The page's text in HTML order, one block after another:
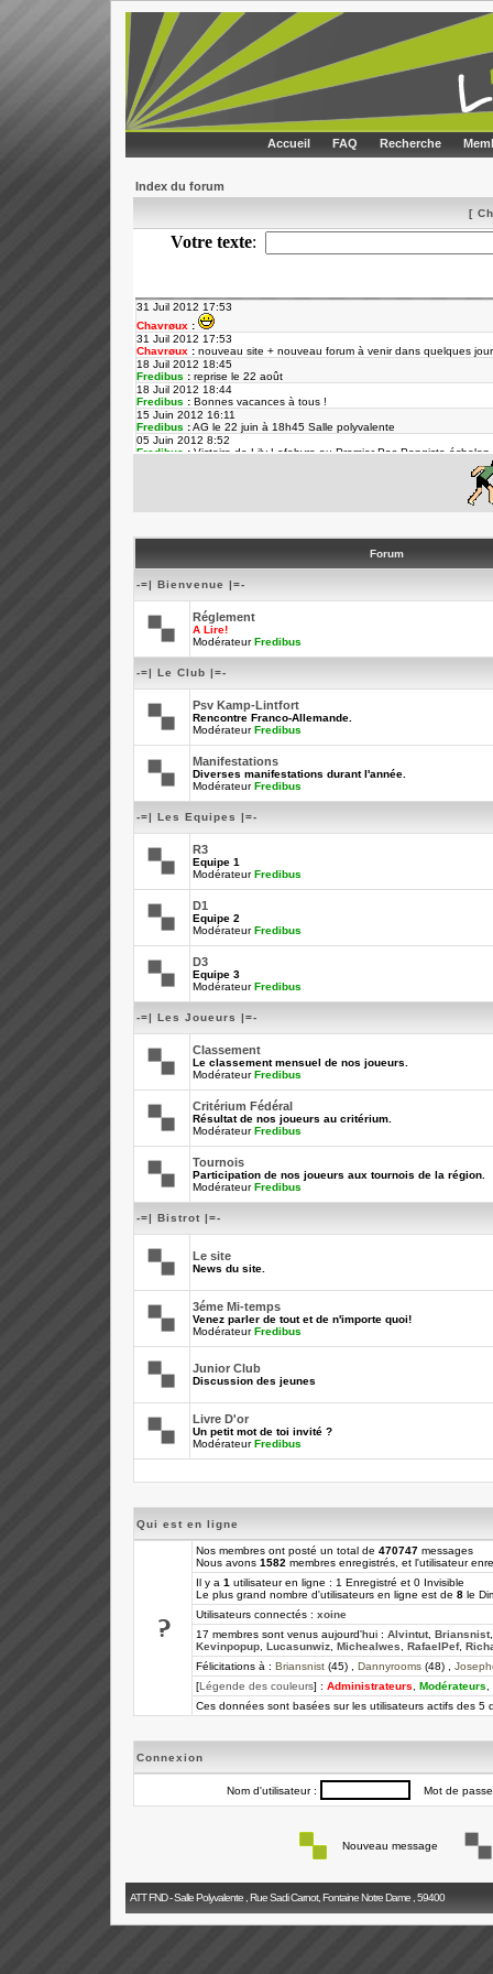
Accueil FAQ Recherche
Index du forum
[
Forum
-=| Bienvenue |=-
Réglement
A Lire!
ModérateurFredibus
-=| Le Club |=-
Psv Kamp-Lintfort
Rencontre Franco-Allemande.
ModérateurFredibus
Manifestations
Diverses manifestations durant l'année.
ModérateurFredibus
-=| Les Equipes |=-
R3
Equipe 1
ModérateurFredibus
D1
Equipe 2
ModérateurFredibus
D3
Equipe 3
ModérateurFredibus
-=| Les Joueurs |=-
Classement
Le classement mensuel de nos joueurs.
ModérateurFredibus
Critérium Fédéral
Résultat de nos joueurs au critérium.
ModérateurFredibus
Tournois
Participation de nos joueurs aux tournois de la région.
ModérateurFredibus
-=| Bistrot |=-
Le site
News du site.
3éme Mi-temps
Venez parler de tout et de n'importe quoi!
ModérateurFredibus
Junior Club
Discussion des jeunes
Livre D'or
Un petit mot de toi invité ?
ModérateurFredibus
Qui est en ligne
Nos membres ont posté un total de 470747 messages
Nous avons 1582 membres enregistrés, et l'utilisateur
Il y a 1 utilisateur en ligne : 1 Enregistré et 0 Invisible
Le plus grand nombre d'utilisateurs en ligne est de 8 le
Utilisateurs connectés : xoine
17 membres sont venus aujourd'hui : Alvintut, Briansnist
Kevinpopup Lucasunwiz Michealwes RafaelPef,
Félicitations à : Briansnist (45) , Dannyrooms (48) ,
[Légende des couleurs] : Administrateurs Modérateurs
Ces données sont basées sur les utilisateurs actifs des 5
Connexion
Nom d'utilisateur : Mot de
Nouveau message
ATT FND - Salle Polyvalente , Rue Sadi Carnot, Fontaine Notre Dame , 59400